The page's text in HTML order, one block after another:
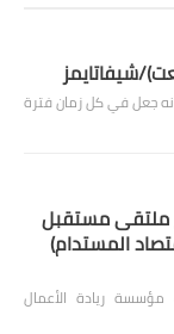
شيفاتايمز
جعل في كل زمان فترة
ملتقى مستقبل
المستدام)
نهج رؤية مصر ٢٠٣٠ أقامت مؤسسة ريادة الأعمال